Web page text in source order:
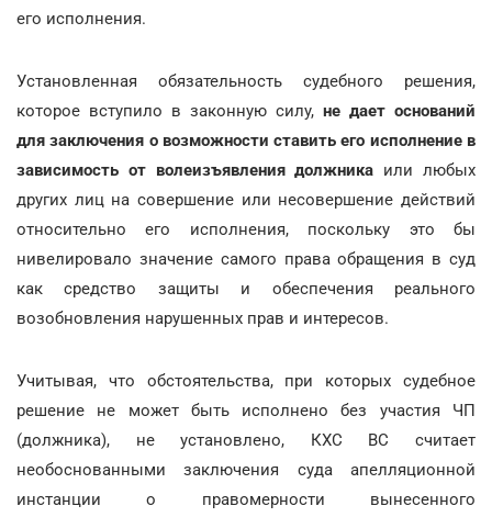
его исполнения.
Установленная обязательность судебного решения,
которое вступило в законную силу, не дает оснований
для заключения о возможности ставить его исполнение в
зависимость от волеизъявления должника или любых
других лиц на совершение или несовершение действий
относительно его исполнения, поскольку это бы
нивелировало значение самого права обращения в суд
как средство защиты и обеспечения реального
возобновления нарушенных прав и интересов.
Учитывая, что обстоятельства, при которых судебное
решение не может быть исполнено без участия ЧП
(должника), не установлено, КХС ВС считает
необоснованными заключения суда апелляционной
инстанции о правомерности вынесенного